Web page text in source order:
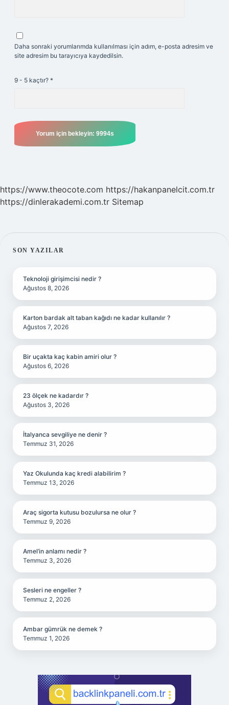
Daha sonraki yorumlarımda kullanılması için adım, e-posta adresim ve
site adresim bu tarayıcıya kaydedilsin.
9 - 5 kaçtır? *
https://www.theocote.com https://hakanpanelcit.com.tr
https://dinlerakademi.com.tr Sitemap
SIDEBAR
SON YAZILAR
Teknoloji girişimcisi nedir ?
Ağustos 8, 2026
Karton bardak alt taban kağıdı ne kadar kullanılır ?
Ağustos 7, 2026
Bir uçakta kaç kabin amiri olur ?
Ağustos 6, 2026
23 ölçek ne kadardır ?
Ağustos 3, 2026
İtalyanca sevgiliye ne denir ?
Temmuz 31, 2026
Yaz Okulunda kaç kredi alabilirim ?
Temmuz 13, 2026
Araç sigorta kutusu bozulursa ne olur ?
Temmuz 9, 2026
Amel’in anlamı nedir ?
Temmuz 3, 2026
Sesleri ne engeller ?
Temmuz 2, 2026
Ambar gümrük ne demek ?
Temmuz 1, 2026